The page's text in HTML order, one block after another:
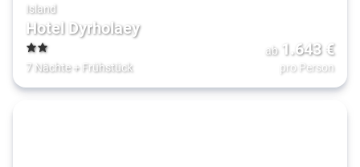
Island
Hotel Dyrholaey
2
7 Nächte+ Frühstück
ab 1.643€
pro Person